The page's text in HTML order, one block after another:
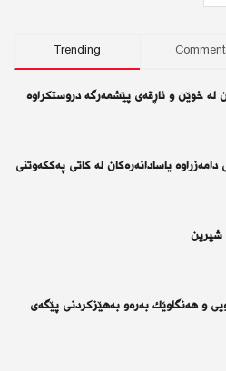
Trending
لە خوێن و ئاڕقەی پێشمەرگە دروستكراوە
یاسادانەرەكان لە كاتی پەككەوتنی
شیرین
و هەنگاوێك بەرەو بەهێزكردنی پێگەی